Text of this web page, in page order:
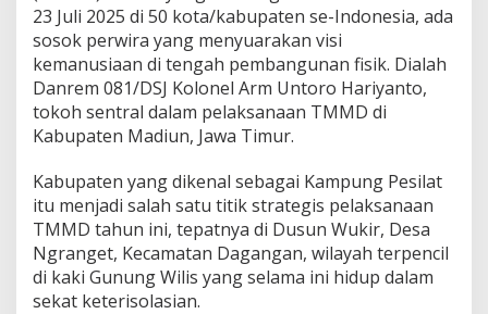
S
e
k
a
d
a
r
n
f
r
a
s
t
23 Juli 2025 di 50 kota/kabupaten se-Indonesia, ada
sosok perwira yang menyuarakan visi
kemanusiaan di tengah pembangunan fisik. Dialah
Danrem 081/DSJ Kolonel Arm Untoro Hariyanto,
tokoh sentral dalam pelaksanaan TMMD di
Kabupaten Madiun, Jawa Timur.
Kabupaten yang dikenal sebagai Kampung Pesilat
itu menjadi salah satu titik strategis pelaksanaan
TMMD tahun ini, tepatnya di Dusun Wukir, Desa
Ngranget, Kecamatan Dagangan, wilayah terpencil
di kaki Gunung Wilis yang selama ini hidup dalam
sekat keterisolasian.